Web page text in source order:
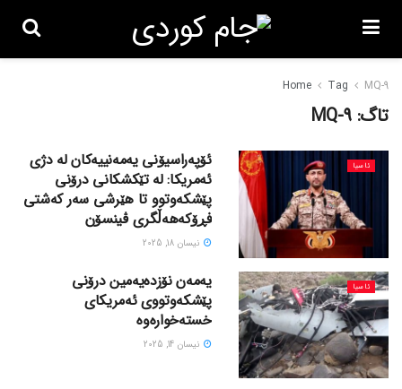
Home Tag MQ-9
تاگ: MQ-9
ئاسیا
ئۆپەراسیۆنی یەمەنییەکان لە دژی
ئەمریکا: لە تێکشکانی درۆنی
پێشکەوتوو تا هێرشی سەر کەشتی
فڕۆکەهەڵگری ڤینسۆن
نیسان 18, 2025
ئاسیا
یەمەن نۆزدەیەمین درۆنی
پێشکەوتووی ئەمریکای
خستەخوارەوە
نیسان 14, 2025